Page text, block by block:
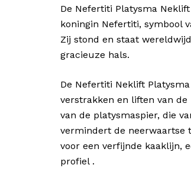
De Nefertiti Platysma
koningin Nefertiti, symbool
Zij stond en staat
gracieuze hals.
De Nefertiti Neklift
verstrakken en liften van
van de platysmaspier, die
vermindert de neerwaartse
voor een verfijnde kaaklijn,
profiel .